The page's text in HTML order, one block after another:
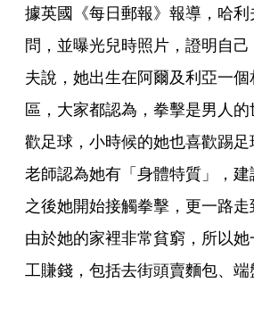
據英國《每日郵報》報導，哈
問，並曝光兒時照片，證明自
夫說，她出生在阿爾及利亞一
區，大家都認為，拳擊是男人
歡足球，小時候的她也喜歡踢
老師認為她有「身體特質」，
之後她開始接觸拳擊，更一路
由於她的家裡非常貧窮，所以
工賺錢，包括去街頭賣麵包、端